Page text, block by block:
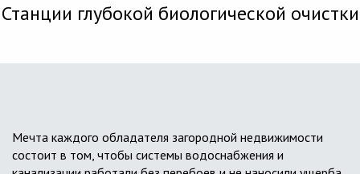
Станции глубокой биологической очистки
Мечта каждого обладателя загородной недвижимости
состоит в том, чтобы системы водоснабжения и